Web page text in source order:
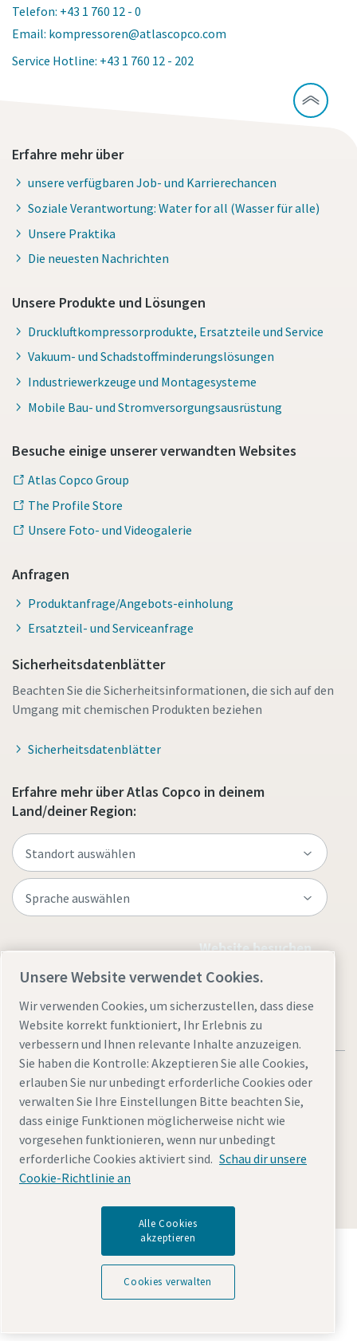
Telefon: +43 1 760 12 - 0
Email: kompressoren@atlascopco.com
Service Hotline: +43 1 760 12 - 202
Erfahre mehr über
unsere verfügbaren Job- und Karrierechancen
Soziale Verantwortung: Water for all (Wasser für alle)
Unsere Praktika
Die neuesten Nachrichten
Unsere Produkte und Lösungen
Druckluftkompressorprodukte, Ersatzteile und Service
Vakuum- und Schadstoffminderungslösungen
Industriewerkzeuge und Montagesysteme
Mobile Bau- und Stromversorgungsausrüstung
Besuche einige unserer verwandten Websites
Atlas Copco Group
The Profile Store
Unsere Foto- und Videogalerie
Anfragen
Produktanfrage/Angebots-einholung
Ersatzteil- und Serviceanfrage
Sicherheitsdatenblätter
Beachten Sie die Sicherheitsinformationen, die sich auf den
Umgang mit chemischen Produkten beziehen
Sicherheitsdatenblätter
Erfahre mehr über Atlas Copco in deinem
Land/deiner Region:
Website besuchen
Rechtliche Hinweise und Datenschutzerklärung
Cookies verwaltenBarrierefreiheitSitemap
Entdecken Sie, wie die Atlas Copco Group
Technologien ermöglicht, die die Zukunft verändern.
Besuchen Sie die Website der Atlas Copco Group
Unsere Website verwendet Cookies.
Wir verwenden Cookies, um sicherzustellen, dass diese
Website korrekt funktioniert, Ihr Erlebnis zu
verbessern und Ihnen relevante Inhalte anzuzeigen.
Sie haben die Kontrolle: Akzeptieren Sie alle Cookies,
erlauben Sie nur unbedingt erforderliche Cookies oder
verwalten Sie Ihre Einstellungen Bitte beachten Sie,
dass einige Funktionen möglicherweise nicht wie
vorgesehen funktionieren, wenn nur unbedingt
erforderliche Cookies aktiviert sind. Schau dir unsere
Cookie-Richtlinie an
Alle Cookies
akzeptieren
Cookies verwalten